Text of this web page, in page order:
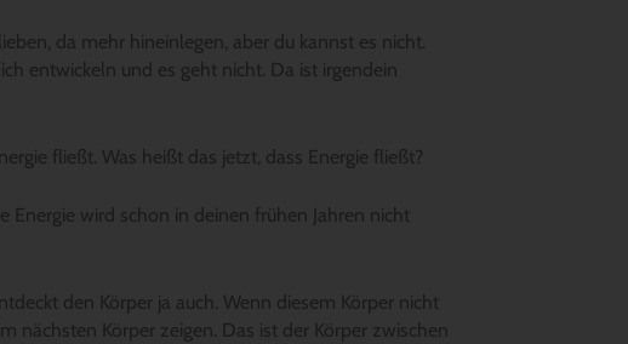
da mehr hineinlegen, aber du kannst es nicht.
entwickeln und es geht nicht. Da ist irgendein
fließt. Was heißt das jetzt, dass Energie fließt?
Energie wird schon in deinen frühen Jahren nicht
den Körper ja auch. Wenn diesem Körper nicht
nächsten Körper zeigen. Das ist der Körper zwischen